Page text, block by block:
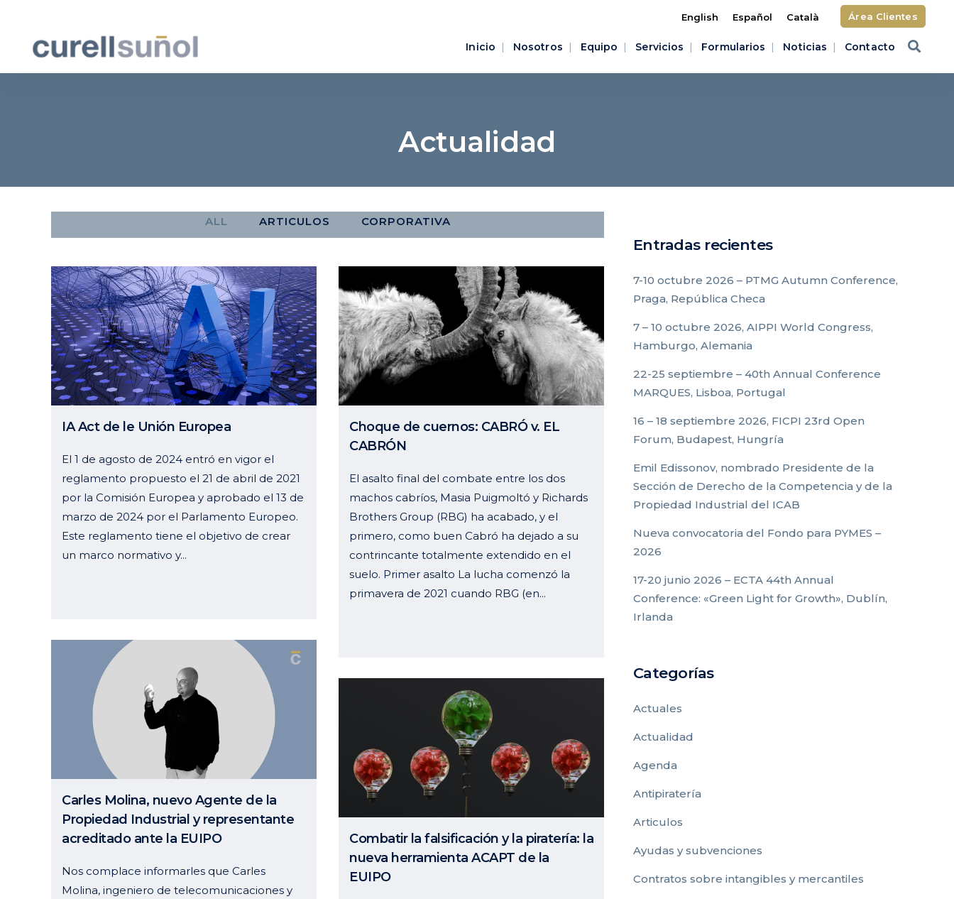
English Español Català Área Clientes
Inicio Nosotros Equipo Servicios Formularios Noticias Contacto
Actualidad
ALL ARTICULOS CORPORATIVA
IA Act de le Unión Europea
El 1 de agosto de 2024 entró en vigor el
reglamento propuesto el 21 de abril de 2021
por la Comisión Europea y aprobado el 13 de
marzo de 2024 por el Parlamento Europeo.
Este reglamento tiene el objetivo de crear
un marco normativo y...
Choque de cuernos: CABRÓ v. EL
CABRÓN
El asalto final del combate entre los dos
machos cabríos, Masia Puigmoltó y Richards
Brothers Group (RBG) ha acabado, y el
primero, como buen Cabró ha dejado a su
contrincante totalmente extendido en el
suelo. Primer asalto La lucha comenzó la
primavera de 2021 cuando RBG (en...
Carles Molina, nuevo Agente de la
Propiedad Industrial y representante
acreditado ante la EUIPO
Nos complace informarles que Carles
Molina, ingeniero de telecomunicaciones y
Combatir la falsificación y la piratería: la
nueva herramienta ACAPT de la
EUIPO
Entradas recientes
7-10 octubre 2026 – PTMG Autumn Conference,
Praga, República Checa
7 – 10 octubre 2026, AIPPI World Congress,
Hamburgo, Alemania
22-25 septiembre – 40th Annual Conference
MARQUES, Lisboa, Portugal
16 – 18 septiembre 2026, FICPI 23rd Open
Forum, Budapest, Hungría
Emil Edissonov, nombrado Presidente de la
Sección de Derecho de la Competencia y de la
Propiedad Industrial del ICAB
Nueva convocatoria del Fondo para PYMES –
2026
17-20 junio 2026 – ECTA 44th Annual
Conference: «Green Light for Growth», Dublín,
Irlanda
Categorías
Actuales
Actualidad
Agenda
Antipiratería
Articulos
Ayudas y subvenciones
Contratos sobre intangibles y mercantiles